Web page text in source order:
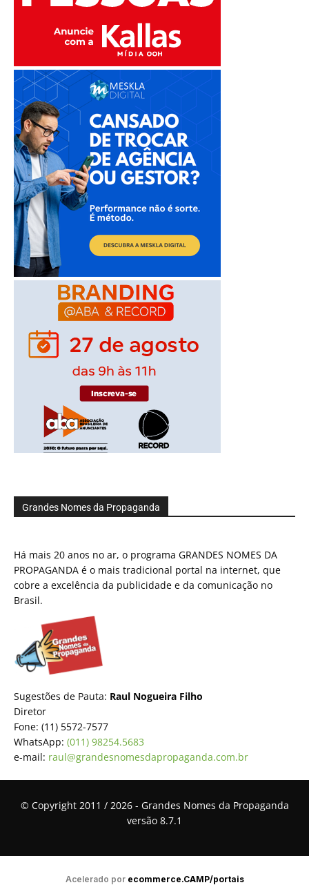
Grandes Nomes da Propaganda
Há mais 20 anos no ar, o programa GRANDES NOMES DA
PROPAGANDA é o mais tradicional portal na internet, que
cobre a excelência da publicidade e da comunicação no
Brasil.
Sugestões de Pauta: Raul Nogueira Filho
Diretor
Fone: (11) 5572-7577
WhatsApp: (011) 98254.5683
e-mail: raul@grandesnomesdapropaganda.com.br
© Copyright 2011 / 2026 - Grandes Nomes da Propaganda
versão 8.7.1
Acelerado por ecommerce.CAMP/portais